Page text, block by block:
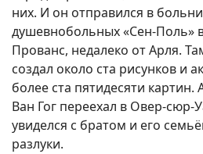
них. И он отправился в
душевнобольных «Сен-Поль»
Прованс, недалеко от Арля.
создал около ста рисунков и
более ста пятидесяти картин.
Ван Гог переехал в Овер-
увиделся с братом и его
разлуки.